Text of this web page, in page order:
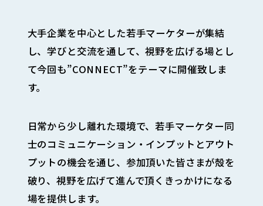
大手企業を中心とした若手マーケターが集結
し、学びと交流を通して、視野を広げる場とし
て今回も”CONNECT”をテーマに開催致しま
す。
日常から少し離れた環境で、若手マーケター同
士のコミュニケーション・インプットとアウト
プットの機会を通じ、参加頂いた皆さまが殻を
破り、視野を広げて進んで頂くきっかけになる
場を提供します。